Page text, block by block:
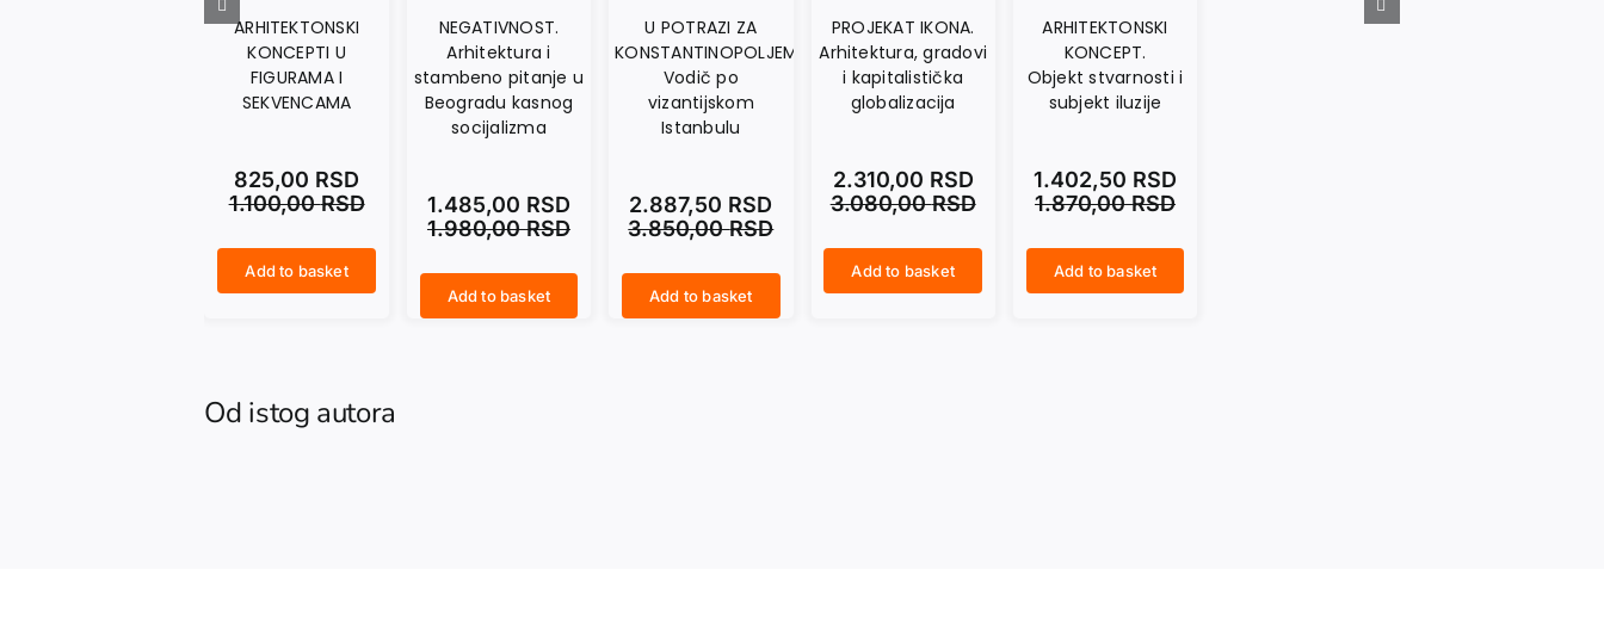
ARHITEKTONSKI
KONCEPTI U
FIGURAMA I
SEKVENCAMA
1.100,00RSD
825,00 RSD
Add to basket
NEGATIVNOST.
Arhitektura i
stambeno pitanje u
Beogradu kasnog
socijalizma
1.980,00RSD
1.485,00 RSD
Add to basket
U POTRAZI ZA
KONSTANTINOPOLJEM.
Vodič po
vizantijskom
Istanbulu
3.850,00RSD
2.887,50 RSD
Add to basket
PROJEKAT IKONA.
Arhitektura, gradovi
i kapitalistička
globalizacija
3.080,00RSD
2.310,00 RSD
Add to basket
ARHITEKTONSKI
KONCEPT.
Objekt stvarnosti i
subjekt iluzije
1.870,00RSD
1.402,50 RSD
Add to basket
Od istog autora